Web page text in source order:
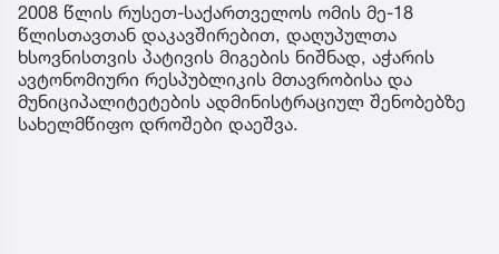
2008 წლის რუსეთ-საქართველოს ომის მე-18
წლისთავთან დაკავშირებით, დაღუპულთა
ხსოვნისთვის პატივის მიგების ნიშნად, აჭარის
ავტონომიური რესპუბლიკის მთავრობისა და
მუნიციპალიტეტების ადმინისტრაციულ შენობებზე
სახელმწიფო დროშები დაეშვა.